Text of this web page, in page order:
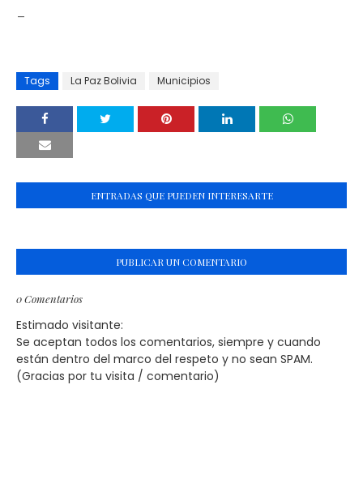
Tags La Paz Bolivia Municipios
ENTRADAS QUE PUEDEN INTERESARTE
PUBLICAR UN COMENTARIO
0 Comentarios
Estimado visitante:
Se aceptan todos los comentarios, siempre y cuando
están dentro del marco del respeto y no sean SPAM.
(Gracias por tu visita / comentario)